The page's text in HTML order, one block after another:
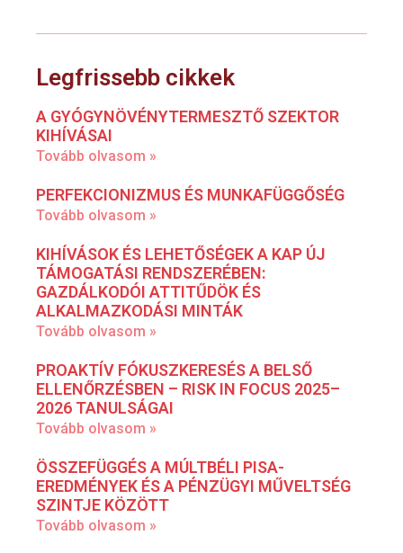
Legfrissebb cikkek
A GYÓGYNÖVÉNYTERMESZTŐ SZEKTOR
KIHÍVÁSAI
Tovább olvasom »
PERFEKCIONIZMUS ÉS MUNKAFÜGGŐSÉG
Tovább olvasom »
KIHÍVÁSOK ÉS LEHETŐSÉGEK A KAP ÚJ
TÁMOGATÁSI RENDSZERÉBEN:
GAZDÁLKODÓI ATTITŰDÖK ÉS
ALKALMAZKODÁSI MINTÁK
Tovább olvasom »
PROAKTÍV FÓKUSZKERESÉS A BELSŐ
ELLENŐRZÉSBEN – RISK IN FOCUS 2025–
2026 TANULSÁGAI
Tovább olvasom »
ÖSSZEFÜGGÉS A MÚLTBÉLI PISA-
EREDMÉNYEK ÉS A PÉNZÜGYI MŰVELTSÉG
SZINTJE KÖZÖTT
Tovább olvasom »